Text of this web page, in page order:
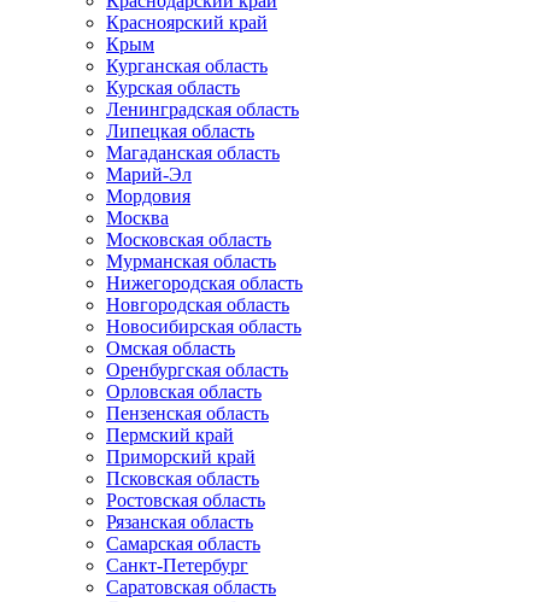
Красноярский край
Крым
Курганская область
Курская область
Ленинградская область
Липецкая область
Магаданская область
Марий-Эл
Мордовия
Москва
Московская область
Мурманская область
Нижегородская область
Новгородская область
Новосибирская область
Омская область
Оренбургская область
Орловская область
Пензенская область
Пермский край
Приморский край
Псковская область
Ростовская область
Рязанская область
Самарская область
Санкт-Петербург
Саратовская область